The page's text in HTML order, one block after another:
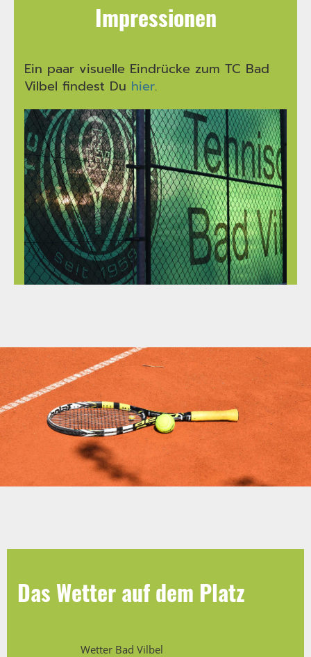
Impressionen
Ein paar visuelle Eindrücke zum TC Bad
Vilbel findest Du hier.
Das Wetter auf dem Platz
Wetter Bad Vilbel